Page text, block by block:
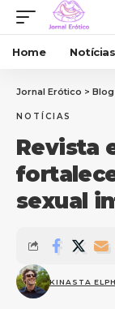
Home Notícias
Jornal Erótico > Blog
NOTÍCIAS
Revista
sexual
KINASTA